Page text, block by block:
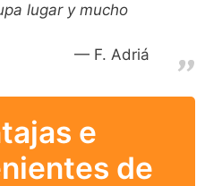
lugar y mucho
F. Adriá
e
de